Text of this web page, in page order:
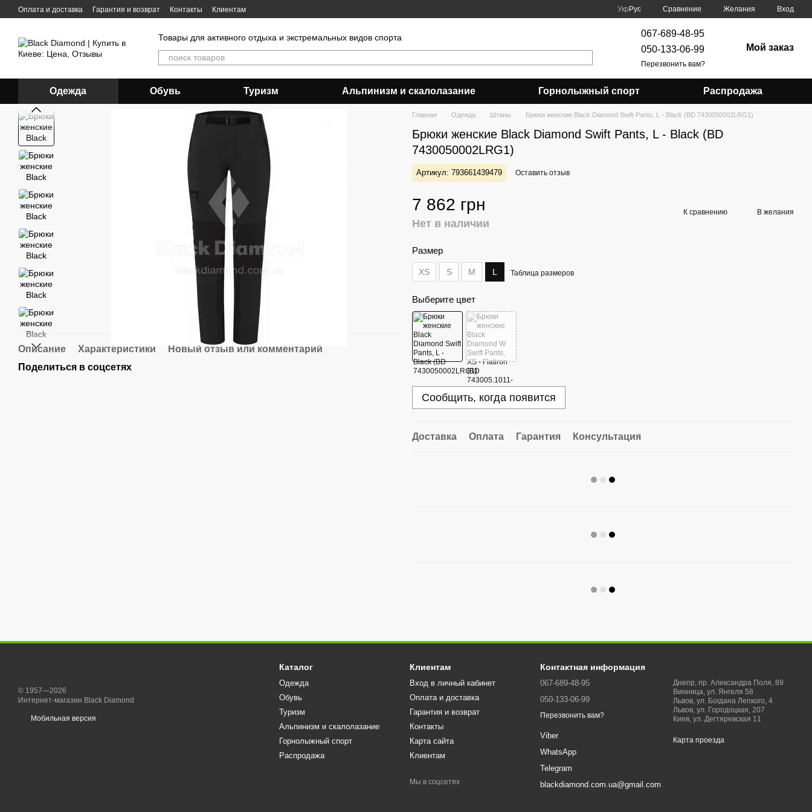
Перейти к основному контенту
Оплата и доставка Гарантия и возврат Контакты Клиентам Укр Рус Сравнение Желания Вход
Товары для активного отдыха и экстремальных видов спорта
067-689-48-95
050-133-06-99
Перезвонить вам?
Мой заказ
Одежда Обувь Туризм Альпинизм и скалолазание Горнолыжный спорт Распродажа
Описание Характеристики
Новый отзыв или комментарий
Поделиться в соцсетях
Главная Одежда Штаны Брюки женские Black Diamond Swift Pants, L - Black (BD 7430050002LRG1)
Брюки женские Black Diamond Swift Pants, L - Black (BD
7430050002LRG1)
Артикул: 793661439479 Оставить отзыв
7 862 грн
Нет в наличии
К сравнению В желания
Размер
XS S M L Таблица размеров
Выберите цвет
Сообщить, когда появится
Доставка Оплата Гарантия Консультация
© 1957—2026
Интернет-магазин Black Diamond
Мобильная версия
Каталог
Одежда
Обувь
Туризм
Альпинизм и скалолазание
Горнолыжный спорт
Распродажа
Клиентам
Вход в личный кабинет
Оплата и доставка
Гарантия и возврат
Контакты
Карта сайта
Клиентам
Мы в соцсетях
Контактная информация
067-689-48-95
050-133-06-99
Перезвонить вам?
Viber
WhatsApp
Telegram
blackdiamond.com.ua@gmail.com
Днепр, пр. Александра Поля, 89
Винница, ул. Янгеля 58
Львов, ул. Богдана Лепкого, 4
Львов, ул. Городоцкая, 207
Киев, ул. Дегтяревская 11
Карта проезда